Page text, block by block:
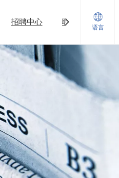
招聘中心 联系我们
语言